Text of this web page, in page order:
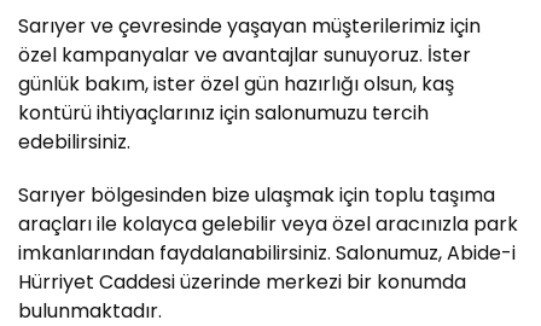
Sarıyer ve çevresinde yaşayan müşterilerimiz için
özel kampanyalar ve avantajlar sunuyoruz. İster
günlük bakım, ister özel gün hazırlığı olsun, kaş
kontürü ihtiyaçlarınız için salonumuzu tercih
edebilirsiniz.
Sarıyer bölgesinden bize ulaşmak için toplu taşıma
araçları ile kolayca gelebilir veya özel aracınızla park
imkanlarından faydalanabilirsiniz. Salonumuz, Abide-i
Hürriyet Caddesi üzerinde merkezi bir konumda
bulunmaktadır.